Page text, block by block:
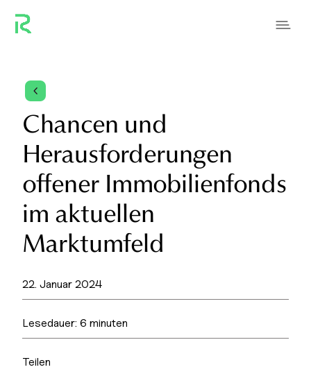
4
Chancen und
Herausforderungen
offener Immobilienfonds
im aktuellen
Marktumfeld
22. Januar 2024
Lesedauer: 6 minuten
Teilen